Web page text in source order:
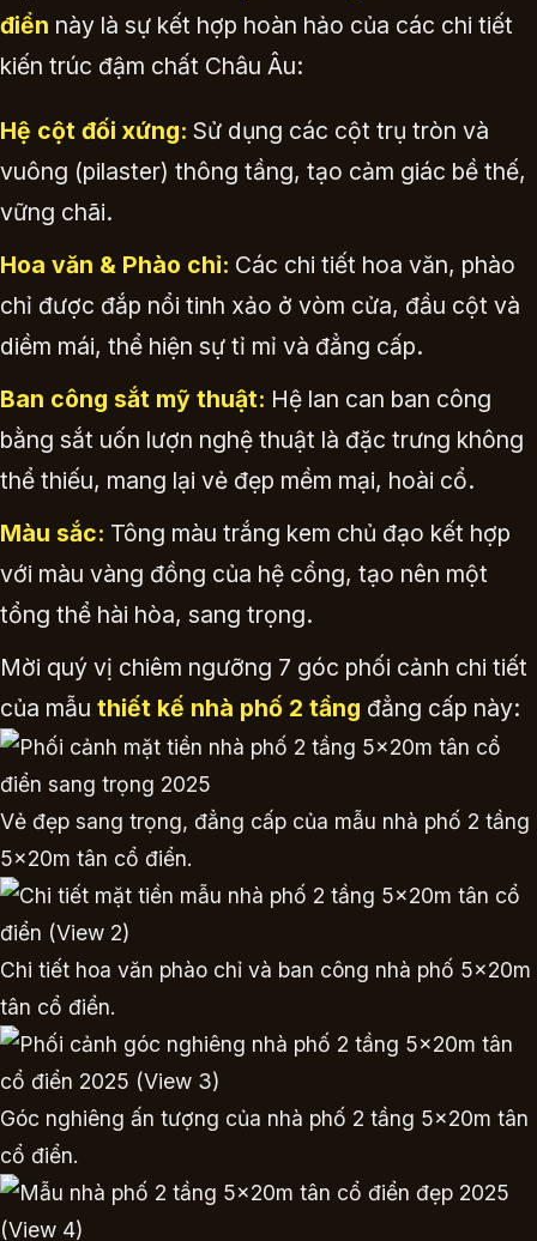
điển này là sự kết hợp hoàn hảo của các chi tiết
kiến trúc đậm chất Châu Âu:
Hệ cột đối xứng: Sử dụng các cột trụ tròn và
vuông (pilaster) thông tầng, tạo cảm giác bề thế,
vững chãi.
Hoa văn & Phào chỉ: Các chi tiết hoa văn, phào
chỉ được đắp nổi tinh xảo ở vòm cửa, đầu cột và
diềm mái, thể hiện sự tỉ mỉ và đẳng cấp.
Ban công sắt mỹ thuật: Hệ lan can ban công
bằng sắt uốn lượn nghệ thuật là đặc trưng không
thể thiếu, mang lại vẻ đẹp mềm mại, hoài cổ.
Màu sắc: Tông màu trắng kem chủ đạo kết hợp
với màu vàng đồng của hệ cổng, tạo nên một
tổng thể hài hòa, sang trọng.
Mời quý vị chiêm ngưỡng 7 góc phối cảnh chi tiết
của mẫu thiết kế nhà phố 2 tầng đẳng cấp này:
Vẻ đẹp sang trọng, đẳng cấp của mẫu nhà phố 2 tầng
5x20m tân cổ điển.
Chi tiết hoa văn phào chỉ và ban công nhà phố 5x20m
tân cổ điển.
Góc nghiêng ấn tượng của nhà phố 2 tầng 5x20m tân
cổ điển.